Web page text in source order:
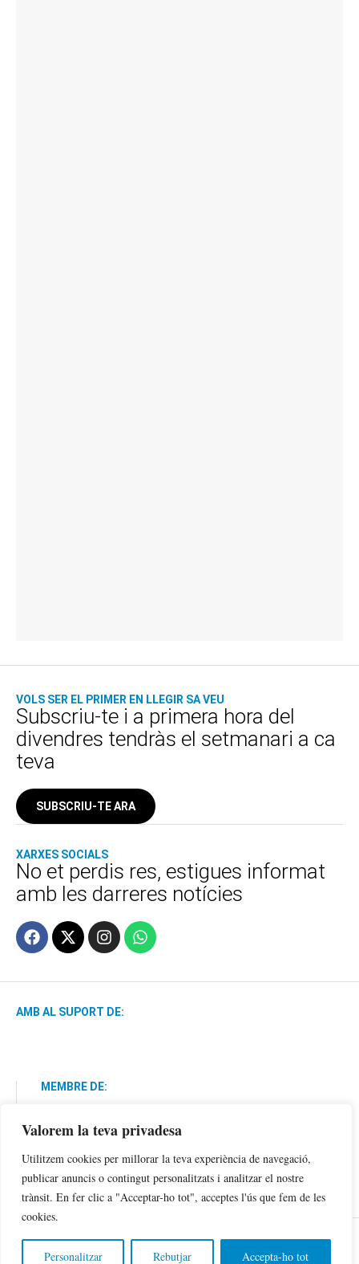
Valorem la teva privadesa
Utilitzem cookies per millorar la teva experiència de navegació,
publicar anuncis o contingut personalitzats i analitzar el nostre
trànsit. En fer clic a "Acceptar-ho tot", acceptes l'ús que fem de les
cookies.
Personalitzar Rebutjar Accepta-ho tot
VOLS SER EL PRIMER EN LLEGIR SA VEU
Subscriu-te i a primera hora del
divendres tendràs el setmanari a ca
teva
SUBSCRIU-TE ARA
XARXES SOCIALS
No et perdis res, estigues informat
amb les darreres notícies
AMB AL SUPORT DE:
MEMBRE DE:
Política de Privacitat Avís Legal Cookies